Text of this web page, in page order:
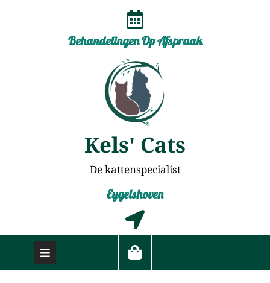
Behandelingen Op Afspraak
Kels' Cats
De kattenspecialist
Eygelshoven